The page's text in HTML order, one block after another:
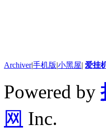
Archiver|手机版|小黑屋| 爱挂
Powered by
网 Inc.